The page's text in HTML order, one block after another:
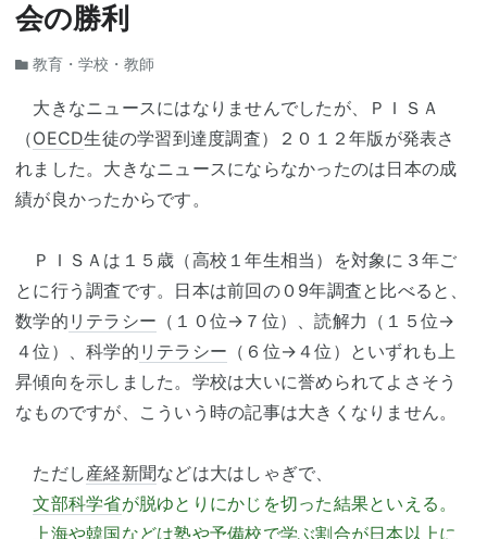
会の勝利
教育・学校・教師
大きなニュースにはなりませんでしたが、ＰＩＳＡ
（OECD生徒の学習到達度調査）２０１２年版が発表さ
れました。大きなニュースにならなかったのは日本の成
績が良かったからです。
ＰＩＳＡは１５歳（高校１年生相当）を対象に３年ご
とに行う調査です。日本は前回の０9年調査と比べると、
数学的 リテラシー （１０位→７位）、読解力（１５位→
４位）、科学的 リテラシー （６位→４位）といずれも上
昇傾向を示しました。学校は大いに誉められてよさそう
なものですが、こういう時の記事は大きくなりません。
ただし産経新聞などは大はしゃぎで、
文部科学省が脱ゆとりにかじを切った結果といえる。
上海や韓国などは塾や予備校で学ぶ割合が日本以上に